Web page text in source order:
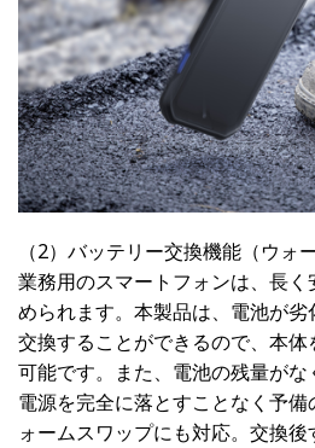
（2）バッテリー交換機能（ウォ
業務用のスマートフォンは、長
められます。本製品は、電池が
交換することができるので、本
可能です。また、電池の残量が
電源を完全に落とすことなく予
ォームスワップにも対応。交換